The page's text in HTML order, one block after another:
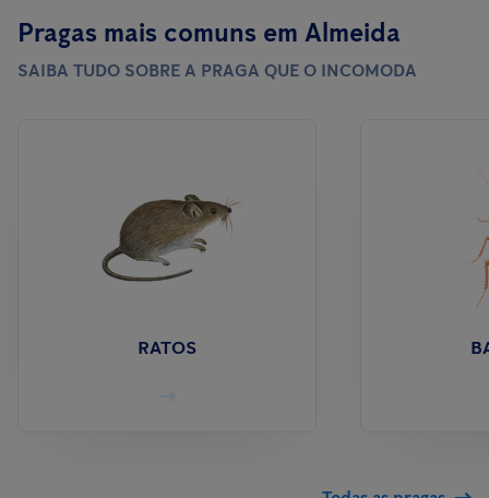
Pragas mais comuns em Almeida
SAIBA TUDO SOBRE A PRAGA QUE O INCOMODA
RATOS